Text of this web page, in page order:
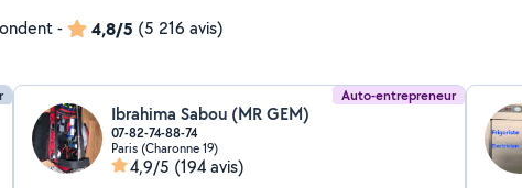
- 4,8/5 (5 216 avis)
Auto-entrepreneur
Ibrahima Sabou (MR GEM)
07-82-74-88-74
Paris (Charonne 19)
4,9/5 (194 avis)